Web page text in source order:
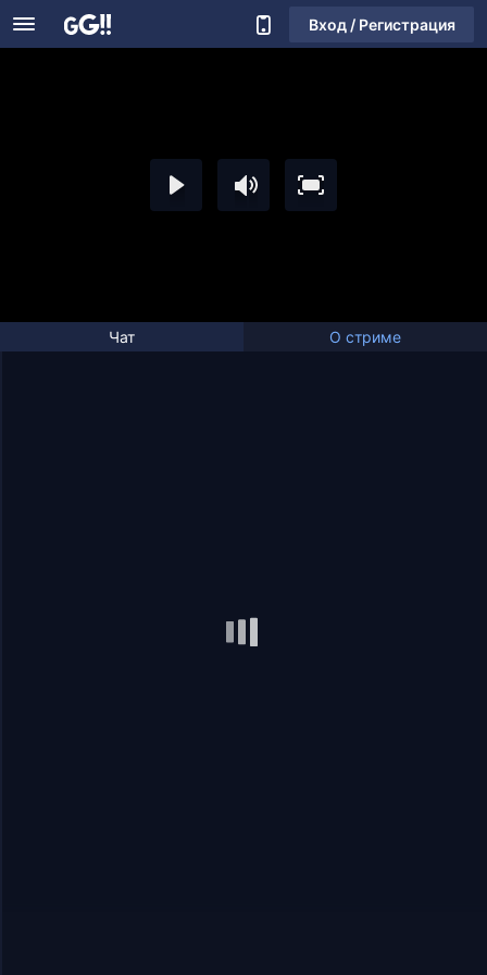
Вход / Регистрация
Чат О стриме